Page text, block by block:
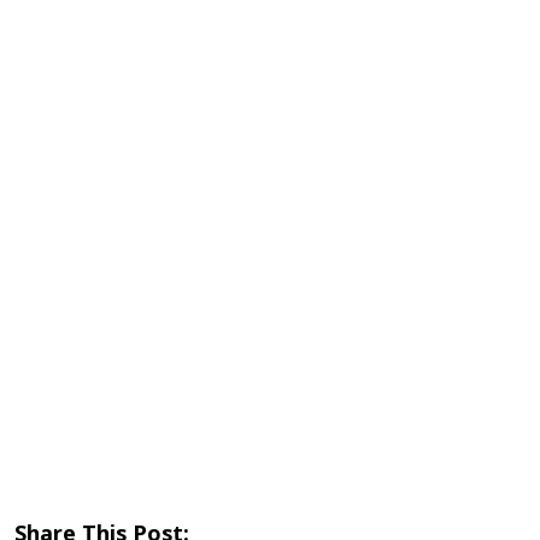
Share This Post: